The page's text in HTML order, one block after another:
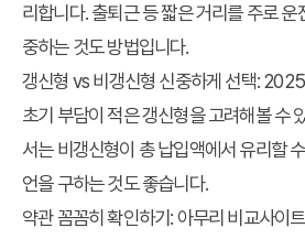
리합니다. 출퇴근 등 짧은 거리를 주로 운
중하는 것도 방법입니다.
갱신형 vs 비갱신형 신중하게 선택:
초기 부담이 적은 갱신형을 고려해볼 수
서는 비갱신형이 총 납입액에서 유리할
언을 구하는 것도 좋습니다.
약관 꼼꼼히 확인하기 : 아무리 비교사이